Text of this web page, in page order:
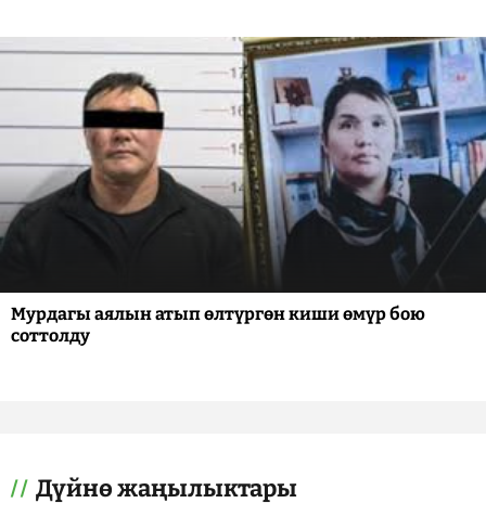
Мурдагы аялын атып өлтүргөн киши өмүр бою
соттолду
Дүйнө жаңылыктары